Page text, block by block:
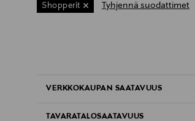
Shopperit Tyhjennä suodattimet
VERKKOKAUPAN SAATAVUUS
TAVARATALOSAATAVUUS